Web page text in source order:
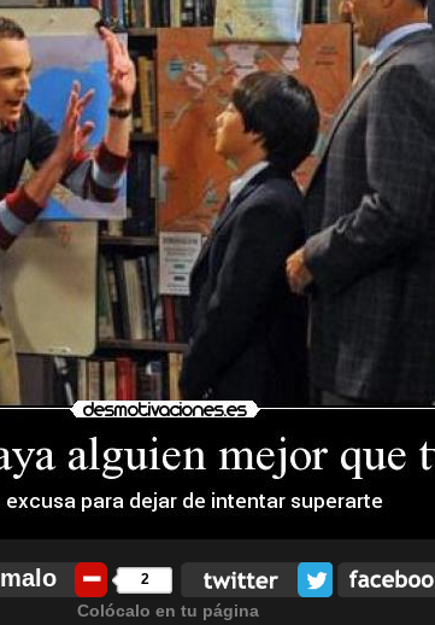
malo 2
Colócalo en tu página